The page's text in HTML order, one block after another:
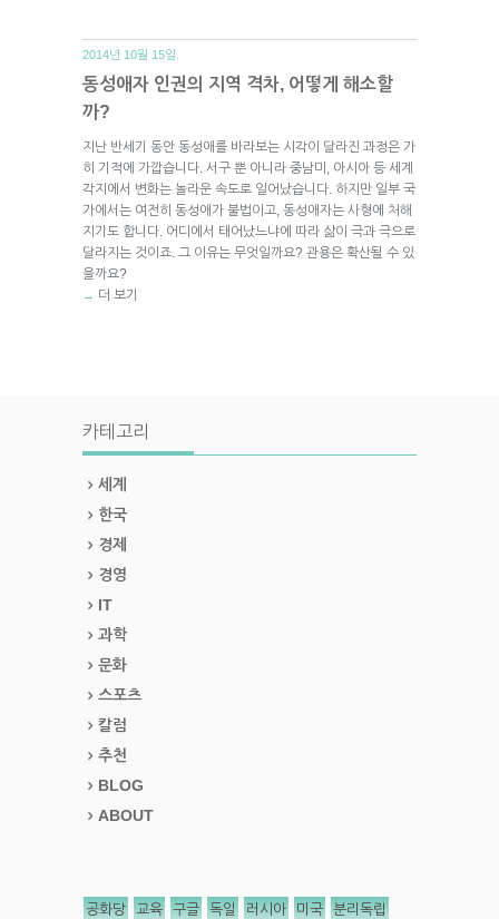
2014년 10월 15일.
동성애자 인권의 지역 격차, 어떻게 해소할
까?
지난 반세기 동안 동성애를 바라보는 시각이 달라진 과정은 가
히 기적에 가깝습니다. 서구 뿐 아니라 중남미, 아시아 등 세계
각지에서 변화는 놀라운 속도로 일어났습니다. 하지만 일부 국
가에서는 여전히 동성애가 불법이고, 동성애자는 사형에 처해
지기도 합니다. 어디에서 태어났느냐에 따라 삶이 극과 극으로
달라지는 것이죠. 그 이유는 무엇일까요? 관용은 확산될 수 있
을까요?
→ 더 보기
카테고리
세계
한국
경제
경영
IT
과학
문화
스포츠
칼럼
추천
BLOG
ABOUT
공화당 교육 구글 독일 러시아 미국 분리독립